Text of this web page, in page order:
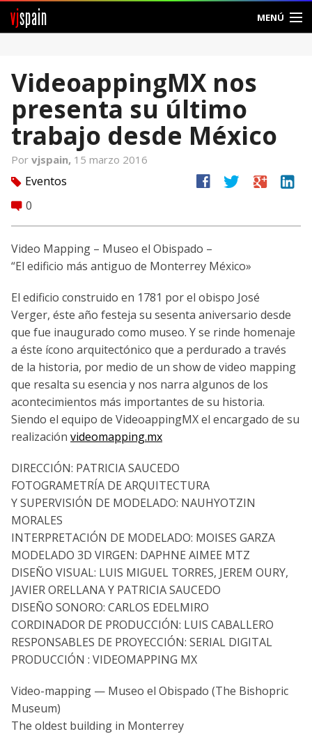
vjspain MENÚ
Foros
Noticias
Ayuda
Entrar
VideoappingMX nos
presenta su último
trabajo desde México
Por vjspain, 15 marzo 2016
tag Eventos
comment 0
facebook twitter google linkedin
Video Mapping – Museo el Obispado –
“El edificio más antiguo de Monterrey México»
El edificio construido en 1781 por el obispo José
Verger, éste año festeja su sesenta aniversario desde
que fue inaugurado como museo. Y se rinde homenaje
a éste ícono arquitectónico que a perdurado a través
de la historia, por medio de un show de video mapping
que resalta su esencia y nos narra algunos de los
acontecimientos más importantes de su historia.
Siendo el equipo de VideoappingMX el encargado de su
realización videomapping.mx
DIRECCIÓN: PATRICIA SAUCEDO
FOTOGRAMETRÍA DE ARQUITECTURA
Y SUPERVISIÓN DE MODELADO: NAUHYOTZIN
MORALES
INTERPRETACIÓN DE MODELADO: MOISES GARZA
MODELADO 3D VIRGEN: DAPHNE AIMEE MTZ
DISEÑO VISUAL: LUIS MIGUEL TORRES, JEREM OURY,
JAVIER ORELLANA Y PATRICIA SAUCEDO
DISEÑO SONORO: CARLOS EDELMIRO
CORDINADOR DE PRODUCCIÓN: LUIS CABALLERO
RESPONSABLES DE PROYECCIÓN: SERIAL DIGITAL
PRODUCCIÓN : VIDEOMAPPING MX
Video-mapping — Museo el Obispado (The Bishopric
Museum)
The oldest building in Monterrey